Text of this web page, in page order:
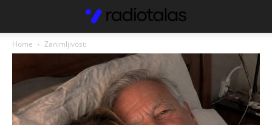
Home Zanimljivosti